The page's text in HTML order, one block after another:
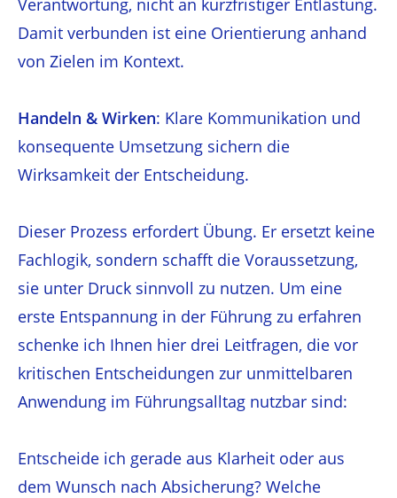
Verantwortung, nicht an kurzfristiger Entlastung.
Damit verbunden ist eine Orientierung anhand
von Zielen im Kontext.
Handeln & Wirken: Klare Kommunikation und
konsequente Umsetzung sichern die
Wirksamkeit der Entscheidung.
Dieser Prozess erfordert Übung. Er ersetzt keine
Fachlogik, sondern schafft die Voraussetzung,
sie unter Druck sinnvoll zu nutzen. Um eine
erste Entspannung in der Führung zu erfahren
schenke ich Ihnen hier drei Leitfragen, die vor
kritischen Entscheidungen zur unmittelbaren
Anwendung im Führungsalltag nutzbar sind:
Entscheide ich gerade aus Klarheit oder aus
dem Wunsch nach Absicherung? Welche